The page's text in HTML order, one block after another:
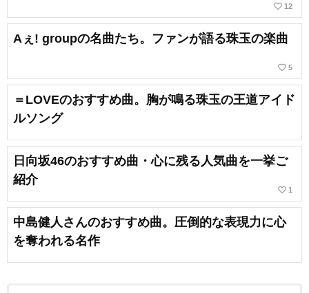
favorite_border 12
Aぇ! groupの名曲たち。ファンが語る珠玉の楽曲
favorite_border 5
＝LOVEのおすすめ曲。胸が鳴る珠玉の王道アイド
ルソング
日向坂46のおすすめ曲・心に残る人気曲を一挙ご
紹介
favorite_border 1
中島健人さんのおすすめ曲。圧倒的な表現力に心
を奪われる名作